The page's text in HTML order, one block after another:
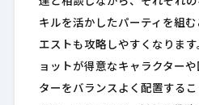
キルを活かしたパーティを組
エストも攻略しやすくなりま
ョットが得意なキャラクター
ターをバランスよく配置する